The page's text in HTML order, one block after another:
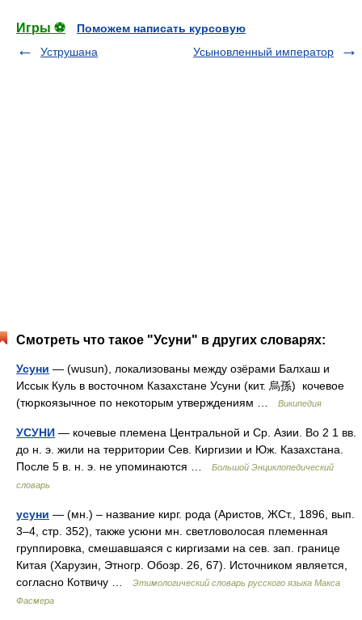
Игры ⚽
Поможем написать курсовую
Уструшана
Усыновленный император
Смотреть что такое "Усуни" в других словарях:
Усуни — (wusun), локализованы между озёрами Балхаш и
Иссык Куль в восточном Казахстане Усуни (кит. 烏孫) кочевое
(тюркоязычное по некоторым утверждениям …
Википедия
УСУНИ — кочевые племена Центральной и Ср. Азии. Во 2 1 вв.
до н. э. жили на территории Сев. Киргизии и Юж. Казахстана.
После 5 в. н. э. не упоминаются …
Большой Энциклопедический
словарь
усуни — (мн.) – название кирг. рода (Аристов, ЖСт., 1896, вып.
3–4, стр. 352), также усюни мн. светловолосая племенная
группировка, смешавшаяся с киргизами на сев. зап. границе
Китая (Харузин, Этногр. Обозр. 26, 67). Источником является,
согласно Котвичу …
Этимологический словарь русского языка Макса
Фасмера